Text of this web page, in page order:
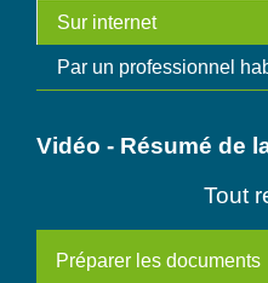
Sur internet
Par un professionnel
Vidéo - Résumé de
Tout
Préparer les documents